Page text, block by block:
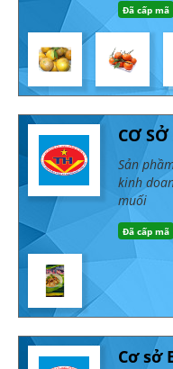
Đã cấp mã
CƠ
Sản
kinh
muối
Đã cấp mã
Cơ sở